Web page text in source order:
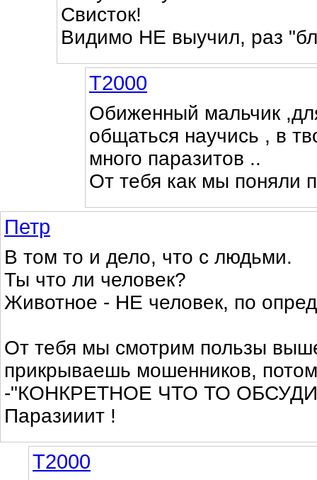
Свисток!
Видимо НЕ выучил, раз
Т2000
Обиженный мальчик
общаться научись , в
много паразитов ..
От тебя как мы поняли
Петр
В том то и дело, что с людьми.
Ты что ли человек?
Животное - НЕ человек, по
От тебя мы смотрим пользы
прикрываешь мошенников,
-"КОНКРЕТНОЕ ЧТО ТО
Паразииит !
Т2000